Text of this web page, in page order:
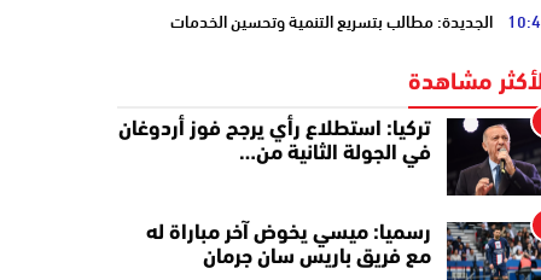
الجديدة: مطالب بتسريع التنمية وتحسين الخدمات
مشاهدة
تركيا: استطلاع رأي يرجح فوز أردوغان
في الجولة الثانية من…
رسميا: ميسي يخوض آخر مباراة له
مع فريق باريس سان جرمان